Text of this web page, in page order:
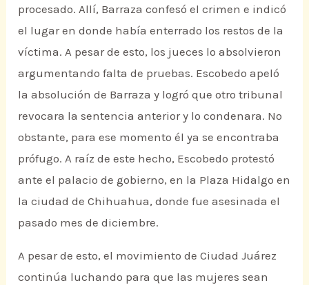
procesado. Allí, Barraza confesó el crimen e indicó
el lugar en donde había enterrado los restos de la
víctima. A pesar de esto, los jueces lo absolvieron
argumentando falta de pruebas. Escobedo apeló
la absolución de Barraza y logró que otro tribunal
revocara la sentencia anterior y lo condenara. No
obstante, para ese momento él ya se encontraba
prófugo. A raíz de este hecho, Escobedo protestó
ante el palacio de gobierno, en la Plaza Hidalgo en
la ciudad de Chihuahua, donde fue asesinada el
pasado mes de diciembre.
A pesar de esto, el movimiento de Ciudad Juárez
continúa luchando para que las mujeres sean